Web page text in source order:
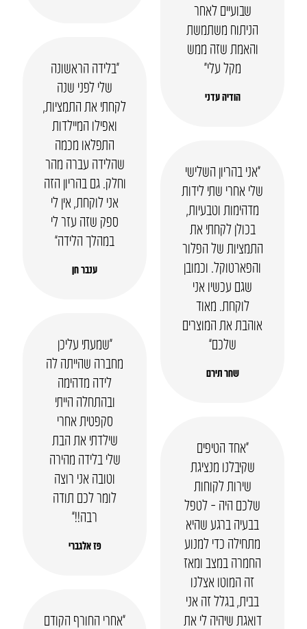
שבועיים לאחר
הניתוח משתמשת
והאמת שזה ממש
מקל עלי״
הודיה עדני
“בלידה הראשונה
שלי לפני שנה
לקחתי את התמציות,
ואפילו המיילדות
התפלאו מכמה
שהלידה עברה מהר
וחלק. גם בהריון הזה
אני לוקחת, אין לי
ספק שזה עזר לי
במהלך הלידה”
ענבר חן
“אני בהריון השלישי
שלי אחרי שתי לידות
מדהימות וטבעיות,
בכולן לקחתי את
התמציות של הפלור
והפארטוקל. וכמובן
שגם עכשיו אני
לוקחת. מאוד
אוהבת את המוצרים
שלכם”
שחר תירם
“שמעתי עליכן
מחברה שהייתה לה
לידה מדהימה
ובהתחלה הייתי
סקפטית אחרי
שילדתי את הבת
שלי בלידה מהירה
וטובה אני רוצה
לומר לכם תודה
רבה!!”
פז אלגברי
“אחד הטיפים
שקיבלנו מנציגת
שירות לקוחות
שלכם היה – לטפל
בבעיה ברגע שהיא
מתחילה כדי למנוע
החמרה במצב ומאז
זה המוטו אצלנו
בבית, בגלל זה אני
דואגת שיהיה לי את
“אחרי החורף הקודם